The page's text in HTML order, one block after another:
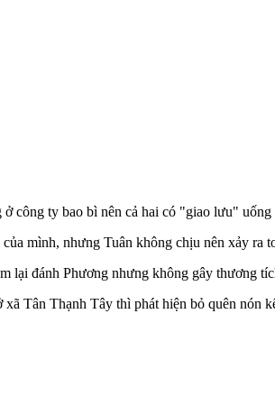
công ty bao bì nên cả hai có "giao lưu"
mình, nhưng Tuân không chịu nên xảy ra
lại đánh Phương nhưng không gây thương
Tân Thạnh Tây thì phát hiện bỏ quên nón